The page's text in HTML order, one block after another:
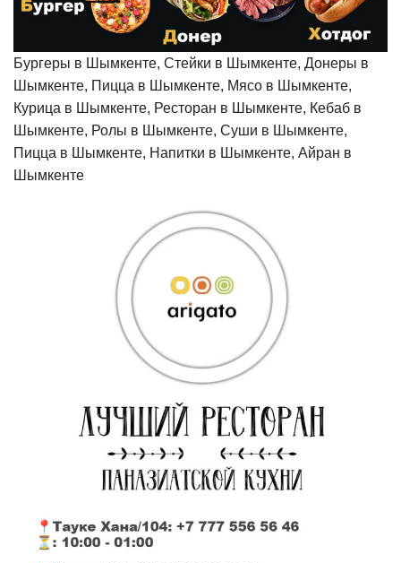
Бургеры в Шымкенте, Стейки в Шымкенте, Донеры в
Шымкенте, Пицца в Шымкенте, Мясо в Шымкенте,
Курица в Шымкенте, Ресторан в Шымкенте, Кебаб в
Шымкенте, Ролы в Шымкенте, Суши в Шымкенте,
Пицца в Шымкенте, Напитки в Шымкенте, Айран в
Шымкенте